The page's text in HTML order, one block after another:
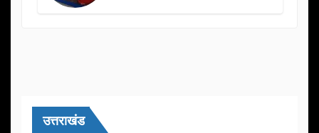
उत्तराखंड